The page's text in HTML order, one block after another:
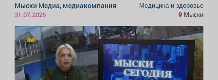
Мыски Медиа, медиакомпания
31.07.2026
Медицина и здоровье
Мыски